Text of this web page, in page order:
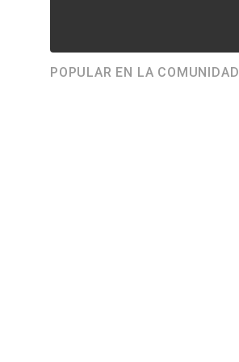
POPULAR EN LA COMUNIDAD